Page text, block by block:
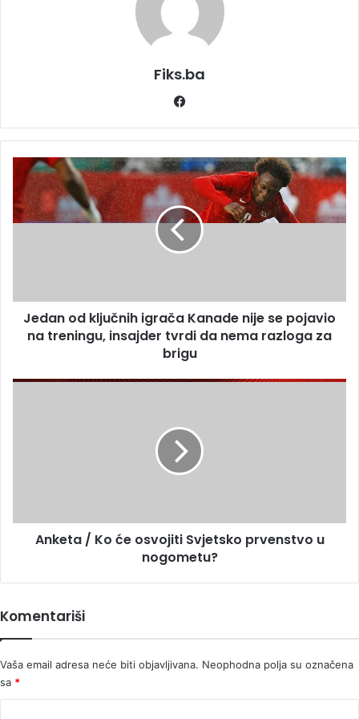
Fiks.ba
Jedan
ključnih
igrača
na
treningu,
insajder
nema
Jedan od ključnih igrača Kanade nije se pojavio
na treningu, insajder tvrdi da nema razloga za
brigu
Anketa / Ko
Anketa / Ko će osvojiti Svjetsko prvenstvo u
nogometu?
Komentariši
Vaša email adresa neće biti objavljivana. Neophodna polja su označena
sa *